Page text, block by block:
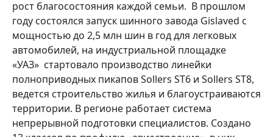
рост благосостояния каждой семьи. В прошлом
году состоялся запуск шинного завода Gislaved с
мощностью до 2,5 млн шин в год для легковых
автомобилей, на индустриальной площадке
«УАЗ» стартовало производство линейки
полноприводных пикапов Sollers ST6 и Sollers ST8,
ведется строительство жилья и благоустраиваются
территории. В регионе работает система
непрерывной подготовки специалистов. Создано